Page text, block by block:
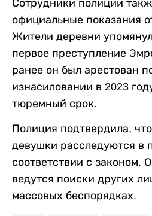
Сотрудники полиции
официальные показания
Жители деревни
первое преступление
ранее он был арестован
изнасиловании в 2023
тюремный срок.
Полиция подтвердила,
девушки расследуются в
соответствии с законом.
ведутся поиски других
массовых беспорядках.